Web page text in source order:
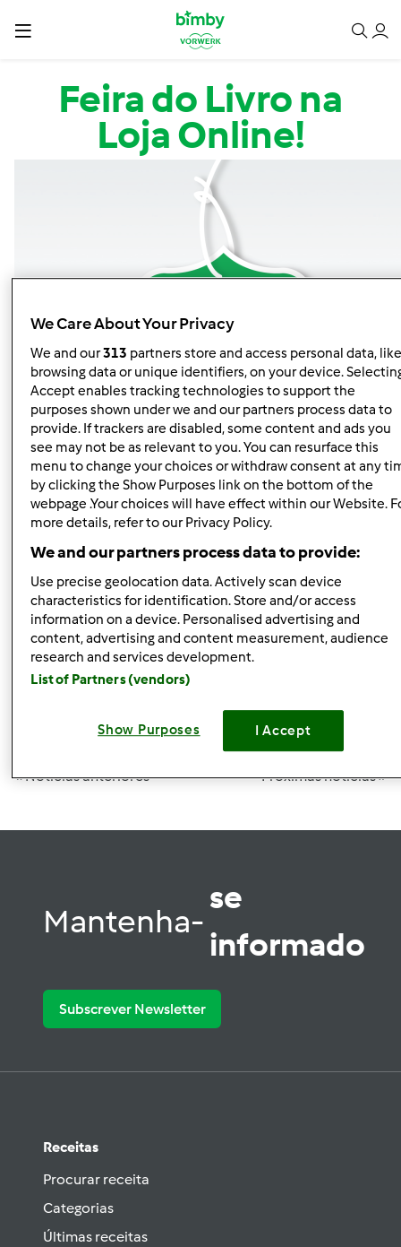
Passar para o conteúdo principal
Feira do Livro na
Loja Online!
De 27 de maio a 13 de junho aproveite os descontos e
promoções diárias em Livros Bimby® e também em sacos de
transporte!
Não perca esta oportunidade, são 17 dias cheios de
surpresas.
Dia com um desconto ainda mais especial.
Visite a Loja Online:http://bit.ly/feira-do-livro_bimby
Próximas notícias »
« Notícias anteriores
Mantenha-
se
informado
Subscrever Newsletter
Receitas
Procurar receita
Categorias
Últimas receitas
We Care About Your Privacy
We and our313 partners store and access personal data,
browsing data or unique identifiers, on your device.
Accept enables tracking technologies to support the
purposes shown under we and our partners process data to
provide. If trackers are disabled, some content and ads you
see may not be as relevant to you. You can resurface this
menu to change your choices or withdraw consent at any
by clicking the Show Purposes link on the bottom of the
webpage .Your choices will have effect within our Website.
more details, refer to our Privacy Policy.
We and our partners process data to provide:
Use precise geolocation data. Actively scan device
characteristics for identification. Store and/or access
information on a device. Personalised advertising and
content, advertising and content measurement, audience
research and services development.
List of Partners (vendors)
Show Purposes I Accept